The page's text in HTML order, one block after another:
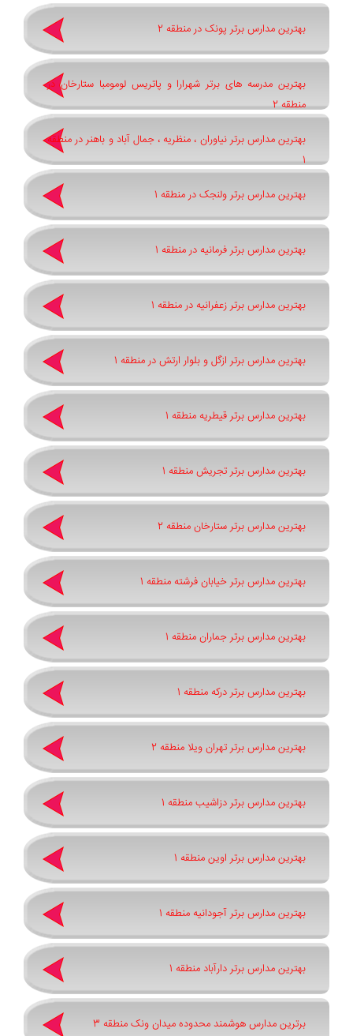
بهترین مدارس برتر پونک در منطقه 2
بهترین مدرسه های برتر شهرارا و پاتريس لومومبا ستارخان در
منطقه 2
بهترین مدارس برتر نیاوران ، منظریه ، جمال آباد و باهنر در منطقه
1
بهترین مدارس برتر ولنجک در منطقه 1
بهترین مدارس برتر فرمانیه در منطقه 1
بهترین مدارس برتر زعفرانیه در منطقه 1
بهترین مدارس برتر ازگل و بلوار ارتش در منطقه 1
بهترین مدارس برتر قیطریه منطقه 1
بهترین مدارس برتر تجریش منطقه 1
بهترین مدارس برتر ستارخان منطقه 2
بهترین مدارس برتر خیابان فرشته منطقه 1
بهترین مدارس برتر جماران منطقه 1
بهترین مدارس برتر درکه منطقه 1
بهترین مدارس برتر تهران ویلا منطقه 2
بهترین مدارس برتر دزاشیب منطقه 1
بهترین مدارس برتر اوین منطقه 1
بهترین مدارس برتر آجودانیه منطقه 1
بهترین مدارس برتر دارآباد منطقه 1
برترین مدارس هوشمند محدوده میدان ونک منطقه 3